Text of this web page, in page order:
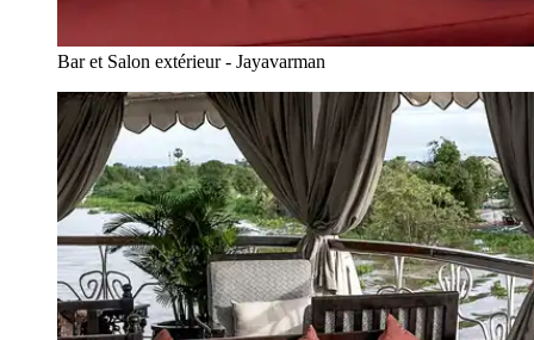
Bar et Salon extérieur - Jayavarman